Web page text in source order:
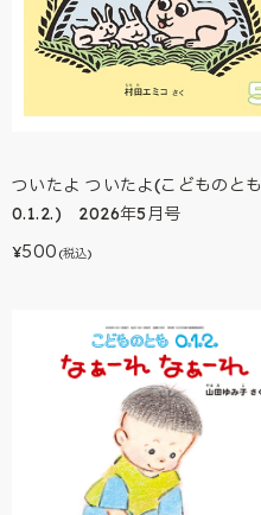
ついたよ ついたよ(こどものとも
0.1.2.) 2026年5月号
¥500 (税込)